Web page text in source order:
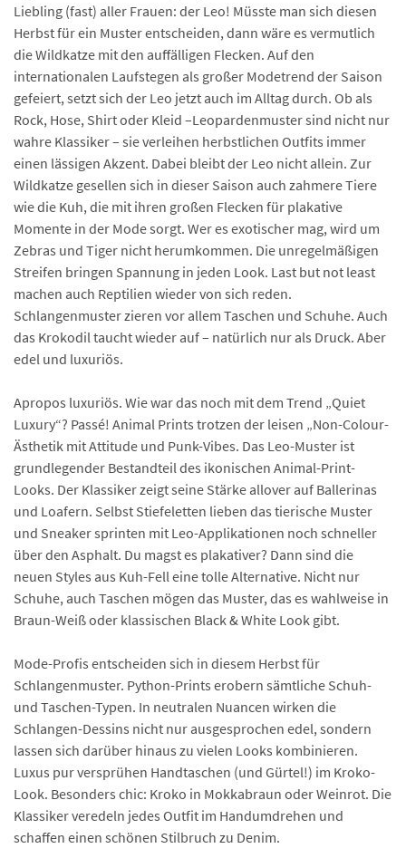
Liebling (fast) aller Frauen: der Leo! Müsste man sich diesen
Herbst für ein Muster entscheiden, dann wäre es vermutlich
die Wildkatze mit den auffälligen Flecken. Auf den
internationalen Laufstegen als großer Modetrend der Saison
gefeiert, setzt sich der Leo jetzt auch im Alltag durch. Ob als
Rock, Hose, Shirt oder Kleid –Leopardenmuster sind nicht nur
wahre Klassiker – sie verleihen herbstlichen Outfits immer
einen lässigen Akzent. Dabei bleibt der Leo nicht allein. Zur
Wildkatze gesellen sich in dieser Saison auch zahmere Tiere
wie die Kuh, die mit ihren großen Flecken für plakative
Momente in der Mode sorgt. Wer es exotischer mag, wird um
Zebras und Tiger nicht herumkommen. Die unregelmäßigen
Streifen bringen Spannung in jeden Look. Last but not least
machen auch Reptilien wieder von sich reden.
Schlangenmuster zieren vor allem Taschen und Schuhe. Auch
das Krokodil taucht wieder auf – natürlich nur als Druck. Aber
edel und luxuriös.
Apropos luxuriös. Wie war das noch mit dem Trend „Quiet
Luxury“? Passé! Animal Prints trotzen der leisen „Non-Colour-
Ästhetik mit Attitude und Punk-Vibes. Das Leo-Muster ist
grundlegender Bestandteil des ikonischen Animal-Print-
Looks. Der Klassiker zeigt seine Stärke allover auf Ballerinas
und Loafern. Selbst Stiefeletten lieben das tierische Muster
und Sneaker sprinten mit Leo-Applikationen noch schneller
über den Asphalt. Du magst es plakativer? Dann sind die
neuen Styles aus Kuh-Fell eine tolle Alternative. Nicht nur
Schuhe, auch Taschen mögen das Muster, das es wahlweise in
Braun-Weiß oder klassischen Black & White Look gibt.
Mode-Profis entscheiden sich in diesem Herbst für
Schlangenmuster. Python-Prints erobern sämtliche Schuh-
und Taschen-Typen. In neutralen Nuancen wirken die
Schlangen-Dessins nicht nur ausgesprochen edel, sondern
lassen sich darüber hinaus zu vielen Looks kombinieren.
Luxus pur versprühen Handtaschen (und Gürtel!) im Kroko-
Look. Besonders chic: Kroko in Mokkabraun oder Weinrot. Die
Klassiker veredeln jedes Outfit im Handumdrehen und
schaffen einen schönen Stilbruch zu Denim.